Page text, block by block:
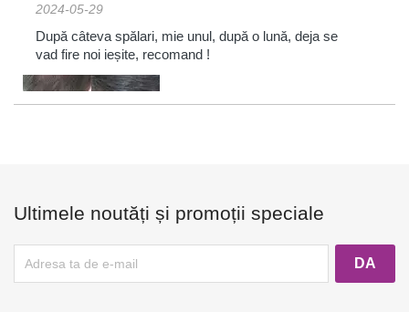
2024-05-29
După câteva spălari, mie unul, după o lună, deja se
vad fire noi ieșite, recomand !
Ultimele noutăți și promoții speciale